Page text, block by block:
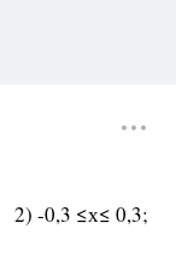
≤х≤ 0,3;